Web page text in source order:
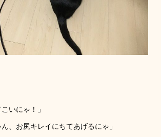
いにゃ！」
ん、お尻キレイにちてあげるにゃ」